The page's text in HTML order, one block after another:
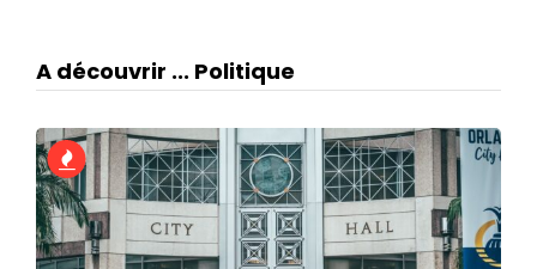
A découvrir ... Politique